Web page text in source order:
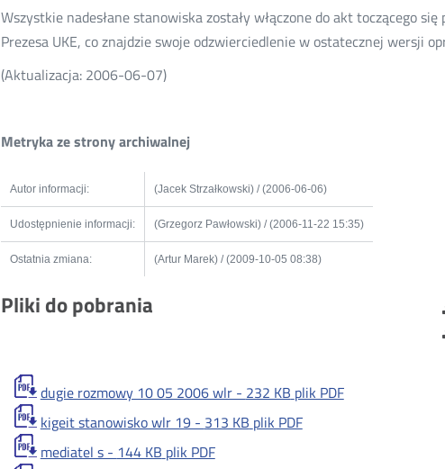
Wszystkie nadesłane stanowiska zostały włączone do akt toczącego
Prezesa UKE, co znajdzie swoje odzwierciedlenie w ostatecznej wersji
(Aktualizacja: 2006-06-07)
Metryka ze strony archiwalnej
Autor informacji: (Jacek Strzałkowski) / (2006-06-06)
Udostępnienie informacji: (Grzegorz Pawłowski) / (2006-11-22 15:35)
Ostatnia zmiana: (Artur Marek) / (2009-10-05 08:38)
Pliki do pobrania
dugie rozmowy 10 05 2006 wlr - 232 KB plik PDF
kigeit stanowisko wlr 19 - 313 KB plik PDF
mediatel s - 144 KB plik PDF